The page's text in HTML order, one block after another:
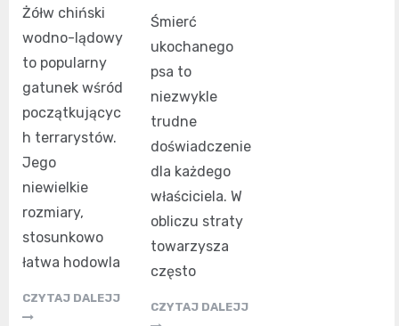
Żółw chiński
wodno-lądowy
to popularny
gatunek wśród
początkującyc
h terrarystów.
Jego
niewielkie
rozmiary,
stosunkowo
łatwa hodowla
CZYTAJ DALEJJ
Śmierć
ukochanego
psa to
niezwykle
trudne
doświadczenie
dla każdego
właściciela. W
obliczu straty
towarzysza
często
CZYTAJ DALEJJ